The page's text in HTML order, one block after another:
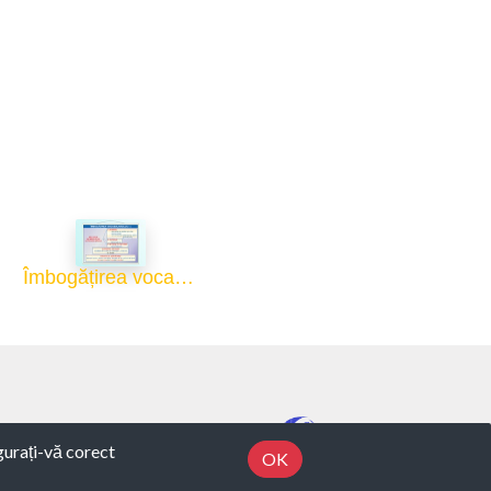
Îmbogățirea vocabularului (I) - 70x100
vă corect
OK
Developed by Osobi ERP
Powered by